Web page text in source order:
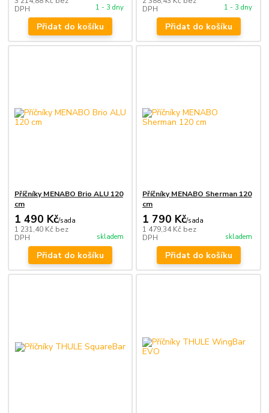
DPH
1 - 3 dny
Přidat do košíku
DPH
1 - 3 dny
Přidat do košíku
Příčníky MENABO Brio ALU 120
cm
1 490 Kč/sada
1 231,40 Kč bez
DPH
skladem
Přidat do košíku
Příčníky MENABO Sherman 120
cm
1 790 Kč/sada
1 479,34 Kč bez
DPH
skladem
Přidat do košíku